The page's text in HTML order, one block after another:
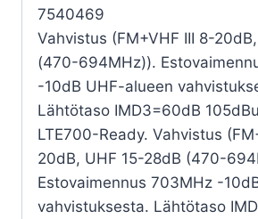
7540469
Vahvistus (FM+VHF III 8-
(470-694MHz)).
-10dB UHF-alueen
Lähtötaso IMD3=60dB
LTE700-Ready. Vahvistus
20dB, UHF 15-28dB (470-
Estovaimennus 703MHz -
vahvistuksesta. Lähtötaso